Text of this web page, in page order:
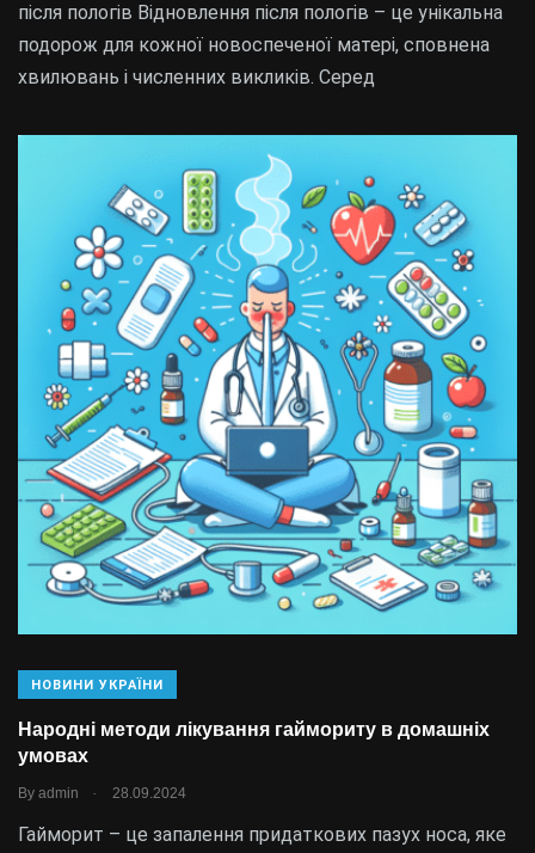
після пологів Відновлення після пологів – це унікальна
подорож для кожної новоспеченої матері, сповнена
хвилювань і численних викликів. Серед
НОВИНИ УКРАЇНИ
Народні методи лікування гаймориту в домашніх
умовах
By admin . 28.09.2024
Гайморит – це запалення придаткових пазух носа, яке